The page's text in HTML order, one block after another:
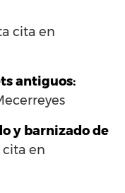
cita en
antiguos:
y barnizado de
en